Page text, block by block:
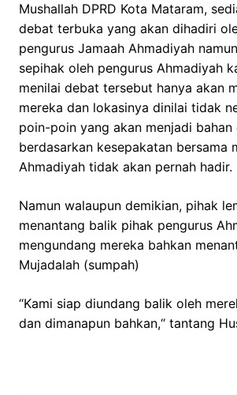
Mushallah DPRD Kota Mataram,
debat terbuka yang akan dihadiri
pengurus Jamaah Ahmadiyah
sepihak oleh pengurus Ahmadiyah
menilai debat tersebut hanya akan
mereka dan lokasinya dinilai tidak
poin-poin yang akan menjadi
berdasarkan kesepakatan bersama
Ahmadiyah tidak akan pernah hadir.
Namun walaupun demikian, pihak
menantang balik pihak pengurus
mengundang mereka bahkan
Mujadalah (sumpah)
“Kami siap diundang balik oleh
dan dimanapun bahkan,“ tantang